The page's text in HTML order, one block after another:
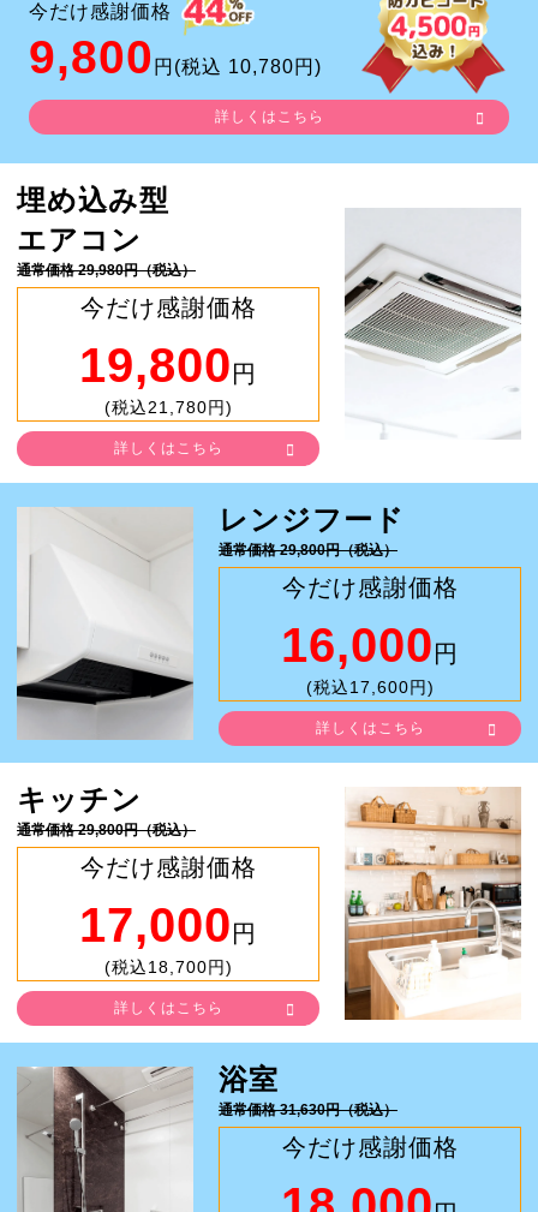
今だけ感謝価格
9,800 円(税込 10,780円)
詳しくはこちら
埋め込み型
エアコン
通常価格 29,980円（税込）
今だけ感謝価格
19,800 円
(税込21,780円)
詳しくはこちら
レンジフード
通常価格 29,800円（税込）
今だけ感謝価格
16,000 円
(税込17,600円)
詳しくはこちら
キッチン
通常価格 29,800円（税込）
今だけ感謝価格
17,000 円
(税込18,700円)
詳しくはこちら
浴室
通常価格 31,630円（税込）
今だけ感謝価格